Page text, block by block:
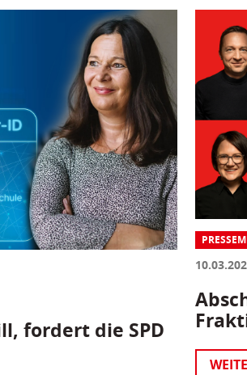
fordert die SPD